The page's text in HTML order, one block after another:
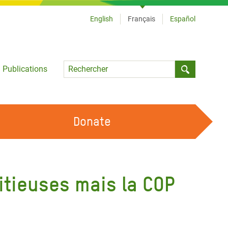
Publications
Language
English Français Español
DEVENIR BÉNÉVOLE
Donate
mais la COP